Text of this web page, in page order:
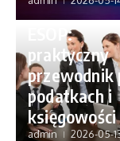
Bez kategorii
ESOP:
praktyczny
przewodnik
podatkach i
księgowości
admin 2026-05-